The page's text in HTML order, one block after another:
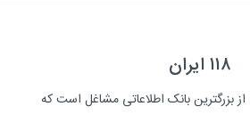
۱۱۸ ایران
یکی از بزرگترین بانک اطلاعاتی مشاغل است که